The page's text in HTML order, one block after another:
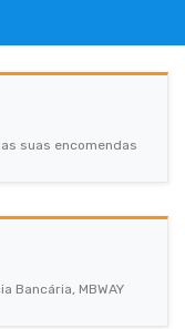
suas encomendas
Bancária, MBWAY